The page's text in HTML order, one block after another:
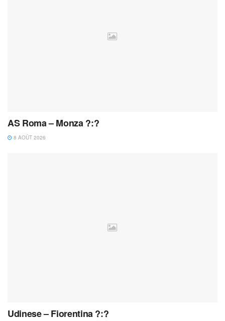
AS Roma – Monza ?:?
8 AOÛT 2026
Udinese – Fiorentina ?:?